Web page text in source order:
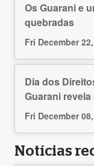
Os Guarani e
quebradas
Fri December
Dia dos
Guarani
Fri December
Notícias